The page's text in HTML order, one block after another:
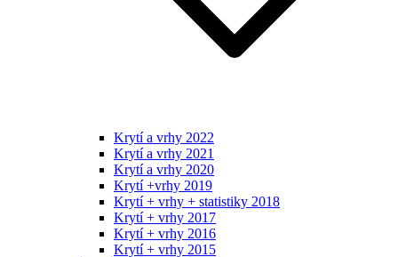
Krytí a vrhy 2022
Krytí a vrhy 2021
Krytí a vrhy 2020
Krytí +vrhy 2019
Krytí + vrhy + statistiky 2018
Krytí + vrhy 2017
Krytí + vrhy 2016
Krytí + vrhy 2015